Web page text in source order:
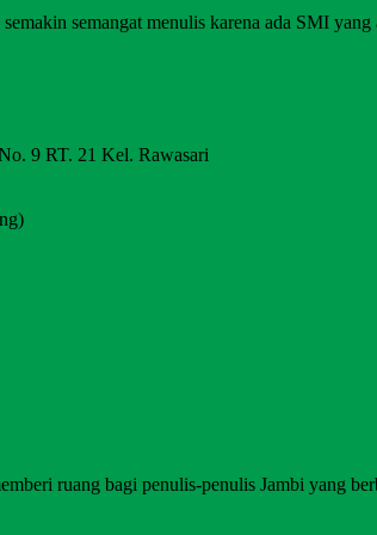
semangat menulis karena ada SMI
9 RT. 21 Kel. Rawasari
ruang bagi penulis-penulis Jambi yang